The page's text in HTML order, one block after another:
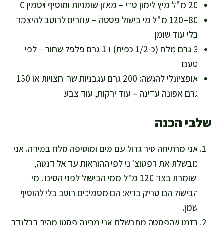
20 מ"ל מיץ לימון טרי – מאזן שומניות ומוסיף ויטמין C
80–120 מ"ל מי בישול פסטה – עוזרים לרוטב להיצמד
בלי עוד שומן
3 גרם מלח (כ-1/2 כפית) ו-1 גרם פלפל שחור – לפי
טעם
אופציונלי להגשה: 200 גרם עגבניות שרי חצויות או 150
גרם אפונה עדינה – עוד ירקות, עוד צבע
שלבי הכנה
אני מרתיחה סיר גדול עם מים ומוסיפה מלח במידה. אני
מבשלת את הפטוצ'יני לפי ההוראות עד אל דנטה,
ושומרת בצד 120 מ"ל ממי הבישול לפני הסינון. מי
הבישול הם טריק בריא: הם מסמיכים רוטב בלי להוסיף
שמן.
בזמן שהפסטה מתבשלת אני מכינה פסטו מהיר בבלנדר